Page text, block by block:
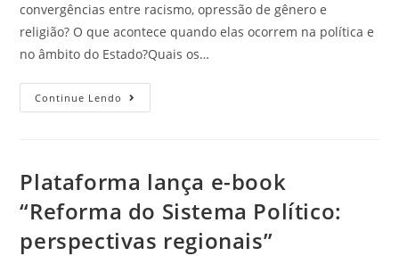
convergências entre racismo, opressão de gênero e
religião? O que acontece quando elas ocorrem na política e
no âmbito do Estado?Quais os…
Continue Lendo
Plataforma lança e-book
“Reforma do Sistema Político:
perspectivas regionais”